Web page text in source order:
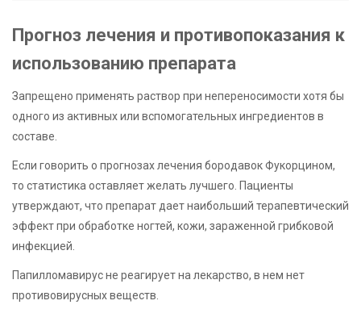
Прогноз лечения и противопоказания к
использованию препарата
Запрещено применять раствор при непереносимости хотя бы
одного из активных или вспомогательных ингредиентов в
составе.
Если говорить о прогнозах лечения бородавок Фукорцином,
то статистика оставляет желать лучшего. Пациенты
утверждают, что препарат дает наибольший терапевтический
эффект при обработке ногтей, кожи, зараженной грибковой
инфекцией.
Папилломавирус не реагирует на лекарство, в нем нет
противовирусных веществ.